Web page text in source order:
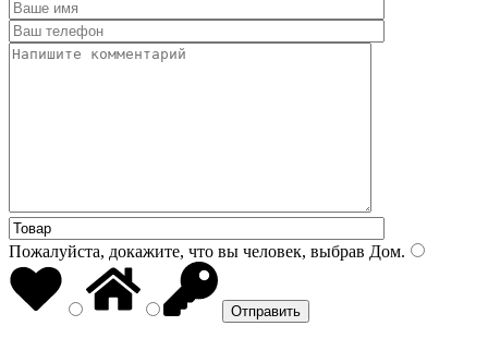
Пожалуйста, докажите, что вы человек, выбрав Дом.